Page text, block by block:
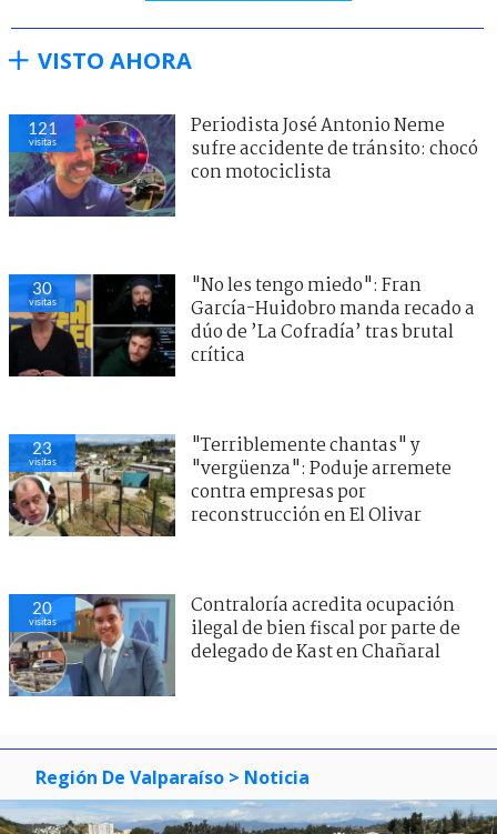
VISTO AHORA
121
visitas
Periodista José Antonio Neme
sufre accidente de tránsito: chocó
con motociclista
30
visitas
"No les tengo miedo": Fran
García-Huidobro manda recado a
dúo de ’La Cofradía’ tras brutal
crítica
23
visitas
"Terriblemente chantas" y
"vergüenza": Poduje arremete
contra empresas por
reconstrucción en El Olivar
20
visitas
Contraloría acredita ocupación
ilegal de bien fiscal por parte de
delegado de Kast en Chañaral
Región De Valparaíso > Noticia